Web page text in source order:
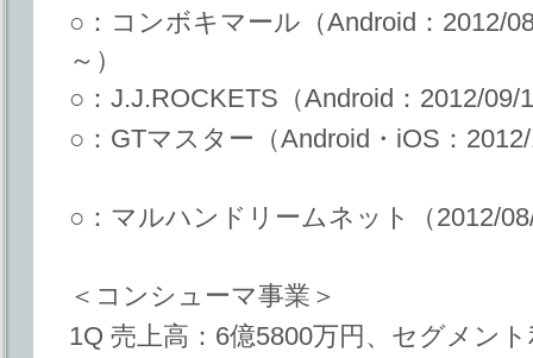
○：コンボキマール（Android：2012/
～）
○：J.J.ROCKETS（Android：2012/09/
○：GTマスター（Android・iOS：
○：マルハンドリームネット（2012/
＜コンシューマ事業＞
1Q 売上高：6億5800万円、セグメン